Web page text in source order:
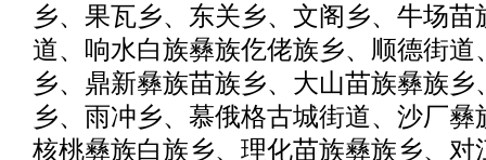
乡、果瓦乡、东关乡、文阁乡、牛场
道、响水白族彝族仡佬族乡、顺德街道
乡、鼎新彝族苗族乡、大山苗族彝族乡
乡、雨冲乡、慕俄格古城街道、沙厂
核桃彝族白族乡、理化苗族彝族乡、对